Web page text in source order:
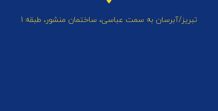
تبریز/آبرسان به سمت عباسی، ساختمان منشور، طبقه 1